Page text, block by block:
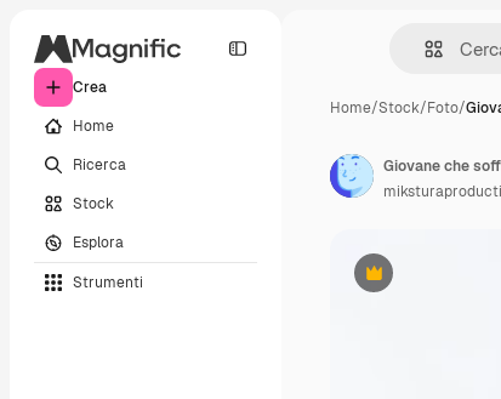
Crea
Home
Ricerca
Stock
Esplora
Strumenti
Home/Stock/Foto/
Premium
Giovane che